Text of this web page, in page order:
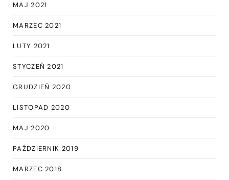
MAJ 2021
MARZEC 2021
LUTY 2021
STYCZEŃ 2021
GRUDZIEŃ 2020
LISTOPAD 2020
MAJ 2020
PAŹDZIERNIK 2019
MARZEC 2018